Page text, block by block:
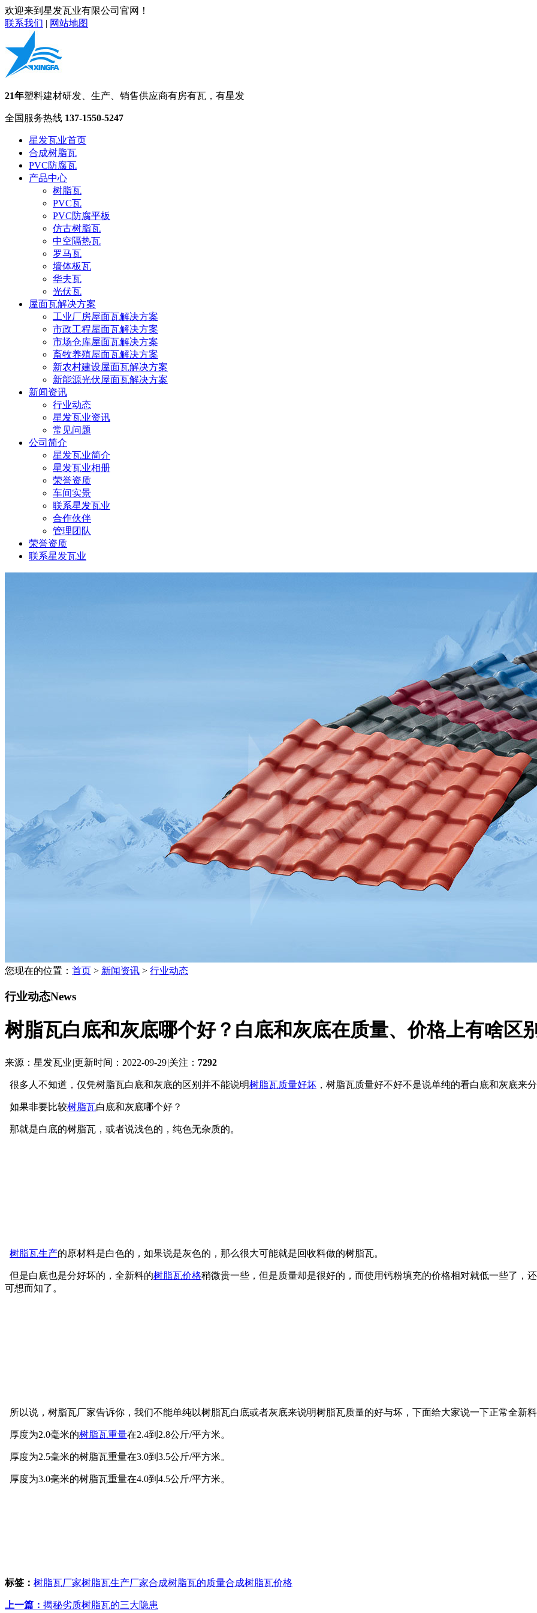
欢迎来到星发瓦业有限公司官网！
联系我们 | 网站地图
21年塑料建材研发、生产、销售供应商有房有瓦，有星发
全国服务热线 137-1550-5247
星发瓦业首页
合成树脂瓦
PVC防腐瓦
产品中心
树脂瓦
PVC瓦
PVC防腐平板
仿古树脂瓦
中空隔热瓦
罗马瓦
墙体板瓦
华夫瓦
光伏瓦
屋面瓦解决方案
工业厂房屋面瓦解决方案
市政工程屋面瓦解决方案
市场仓库屋面瓦解决方案
畜牧养殖屋面瓦解决方案
新农村建设屋面瓦解决方案
新能源光伏屋面瓦解决方案
新闻资讯
行业动态
星发瓦业资讯
常见问题
公司简介
星发瓦业简介
星发瓦业相册
荣誉资质
车间实景
联系星发瓦业
合作伙伴
管理团队
荣誉资质
联系星发瓦业
您现在的位置： 首页 > 新闻资讯 > 行业动态
行业动态News
树脂瓦白底和灰底哪个好？白底和灰底在质量、价格上有啥区
来源：星发瓦业|更新时间：2022-09-29|关注： 7292
很多人不知道，仅凭树脂瓦白底和灰底的区别并不能说明树脂瓦质量好坏 ，树脂瓦质量好不好不是说单纯的看白底和灰底来
如果非要比较树脂瓦白底和灰底哪个好？
那就是白底的树脂瓦，或者说浅色的，纯色无杂质的。
树脂瓦生产的原材料是白色的，如果说是灰色的，那么很大可能就是回收料做的树脂瓦。
但是白底也是分好坏的，全新料的树脂瓦价格稍微贵一些，但是质量却是很好的，而使用钙粉填充的价格相对就低一些了，
可想而知了。
所以说，树脂瓦厂家告诉你，我们不能单纯以树脂瓦白底或者灰底来说明树脂瓦质量的好与坏，下面给大家说一下正常全新
厚度为2.0毫米的树脂瓦重量在2.4到2.8公斤/平方米。
厚度为2.5毫米的树脂瓦重量在3.0到3.5公斤/平方米。
厚度为3.0毫米的树脂瓦重量在4.0到4.5公斤/平方米。
标签： 树脂瓦厂家树脂瓦生产厂家合成树脂瓦的质量合成树脂瓦价格
上一篇： 揭秘劣质树脂瓦的三大隐患